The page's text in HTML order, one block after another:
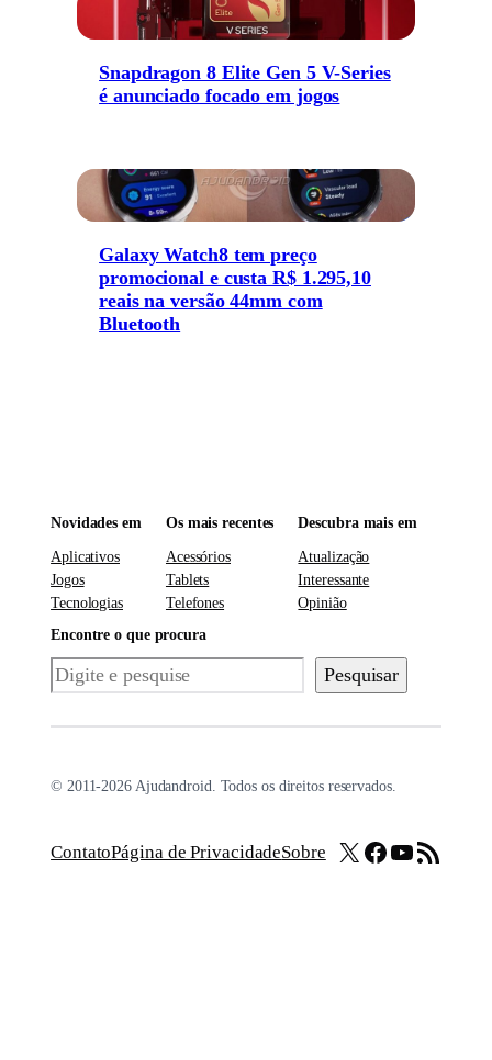
Snapdragon 8 Elite Gen 5 V-Series
é anunciado focado em jogos
Galaxy Watch8 tem preço
promocional e custa R$ 1.295,10
reais na versão 44mm com
Bluetooth
Novidades em
Aplicativos
Jogos
Tecnologias
Os mais recentes
Acessórios
Tablets
Telefones
Descubra mais em
Atualização
Interessante
Opinião
Encontre o que procura
Pesquisar Pesquisar
© 2011-2026 Ajudandroid. Todos os direitos reservados.
ContatoPágina de PrivacidadeSobre X Facebook
Youtube
Feed RSS